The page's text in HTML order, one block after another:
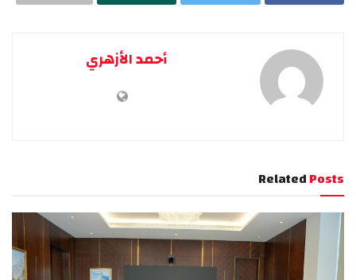
أحمد الأزهري
RelatedPosts